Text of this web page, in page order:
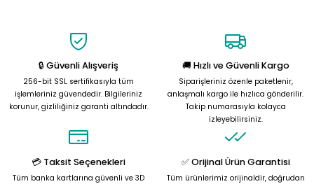
Görüş ve önerileriniz için teşekkür ederiz.
Ürün resmi kalitesiz, bozuk veya görüntülenemiyor.
Ürün açıklamasında eksik bilgiler bulunuyor.
Ürün bilgilerinde hatalar bulunuyor.
Ürün fiyatı diğer sitelerden daha pahalı.
🔒 Güvenli Alışveriş
256-bit SSL sertifikasıyla tüm
işlemleriniz güvendedir. Bilgileriniz
korunur, gizliliğiniz garanti altındadır.
🚚 Hızlı ve Güvenli Kargo
Siparişleriniz özenle paketlenir,
anlaşmalı kargo ile hızlıca gönderilir.
Takip numarasıyla kolayca
izleyebilirsiniz.
💳 Taksit Seçenekleri
Tüm banka kartlarına güvenli ve 3D
✅ Orijinal Ürün Garantisi
Tüm ürünlerimiz orijinaldir, doğrudan